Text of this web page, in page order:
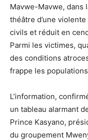
Mavwe-Mavwe, dans
théâtre d’une
civils et réduit en
Parmi les victimes,
des conditions
frappe les
L’information,
un tableau alarmant
Prince Kasyano,
du groupement